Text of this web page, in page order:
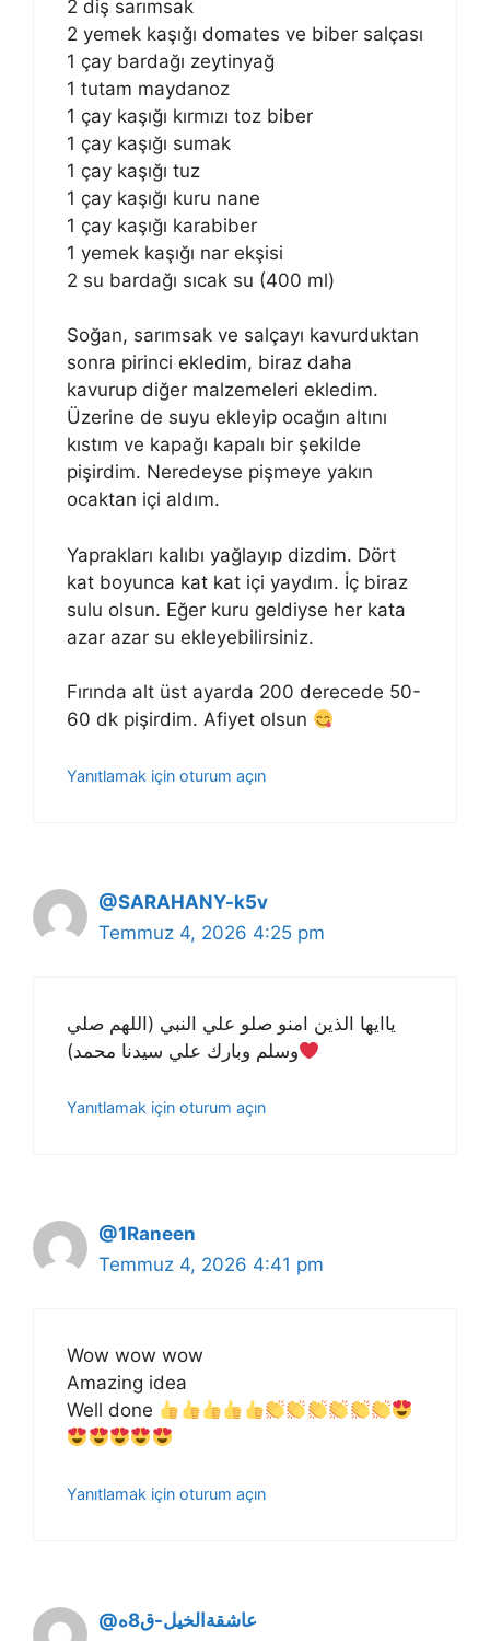
2 diş sarımsak
2 yemek kaşığı domates ve biber salçası
1 çay bardağı zeytinyağ
1 tutam maydanoz
1 çay kaşığı kırmızı toz biber
1 çay kaşığı sumak
1 çay kaşığı tuz
1 çay kaşığı kuru nane
1 çay kaşığı karabiber
1 yemek kaşığı nar ekşisi
2 su bardağı sıcak su (400 ml)
Soğan, sarımsak ve salçayı kavurduktan
sonra pirinci ekledim, biraz daha
kavurup diğer malzemeleri ekledim.
Üzerine de suyu ekleyip ocağın altını
kıstım ve kapağı kapalı bir şekilde
pişirdim. Neredeyse pişmeye yakın
ocaktan içi aldım.
Yaprakları kalıbı yağlayıp dizdim. Dört
kat boyunca kat kat içi yaydım. İç biraz
sulu olsun. Eğer kuru geldiyse her kata
azar azar su ekleyebilirsiniz.
Fırında alt üst ayarda 200 derecede 50-
60 dk pişirdim. Afiyet olsun
Yanıtlamak için oturum açın
@SARAHANY-k5v
Temmuz 4, 2026 4:25 pm
ياايها الذين امنو صلو علي النبي (اللهم صلي
وسلم وبارك علي سيدنا محمد)
Yanıtlamak için oturum açın
@1Raneen
Temmuz 4, 2026 4:41 pm
Wow wow wow
Amazing idea
Well done
Yanıtlamak için oturum açın
@عاشقةالخيل-ق8ه